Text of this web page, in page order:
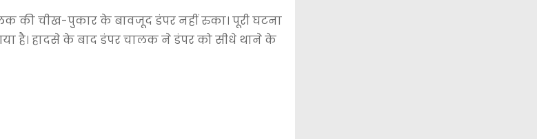
की चीख-पुकार के बावजूद डंपर नहीं रुका। पूरी घटना
है। हादसे के बाद डंपर चालक ने डंपर को सीधे थाने के